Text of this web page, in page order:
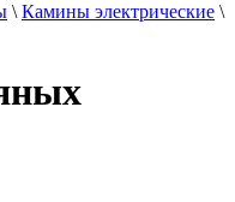
\ Камины электрические \